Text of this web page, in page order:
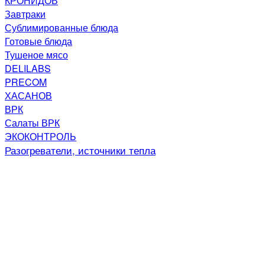
Завтраки
Сублимированные блюда
Готовые блюда
Тушеное мясо
DELILABS
PRECOM
ХАСАНОВ
ВРК
Салаты ВРК
ЭКОКОНТРОЛЬ
Разогреватели, источники тепла